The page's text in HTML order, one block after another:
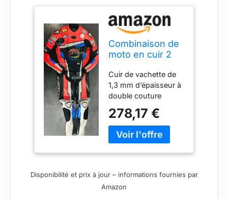
Combinaison de
moto en cuir 2
nouvelle
conception
multicolore. (Noir
& Rouge, XL)
Cuir de vachette de
1,3 mm d’épaisseur à
double couture
278,17 €
Disponibilité et prix à jour – informations fournies par
Amazon